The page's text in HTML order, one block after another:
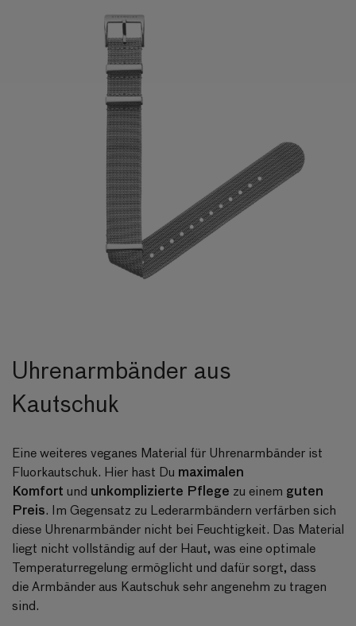
Uhrenarmbänder aus
Kautschuk
Eine weiteres veganes Material für Uhrenarmbänder ist
Fluorkautschuk. Hier hast Du maximalen
Komfort und unkomplizierte Pflege zu einem guten
Preis. Im Gegensatz zu Lederarmbändern verfärben sich
diese Uhrenarmbänder nicht bei Feuchtigkeit. Das Material
liegt nicht vollständig auf der Haut, was eine optimale
Temperaturregelung ermöglicht und dafür sorgt, dass
dieArmbänder aus Kautschuk sehr angenehm zu tragen
sind.